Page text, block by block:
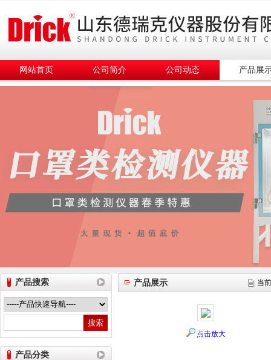
山东德瑞克仪器股份有限公司
网站首页 公司简介 公司动态 产品展
产品搜索
产品分类
产品展示 当
点击放大